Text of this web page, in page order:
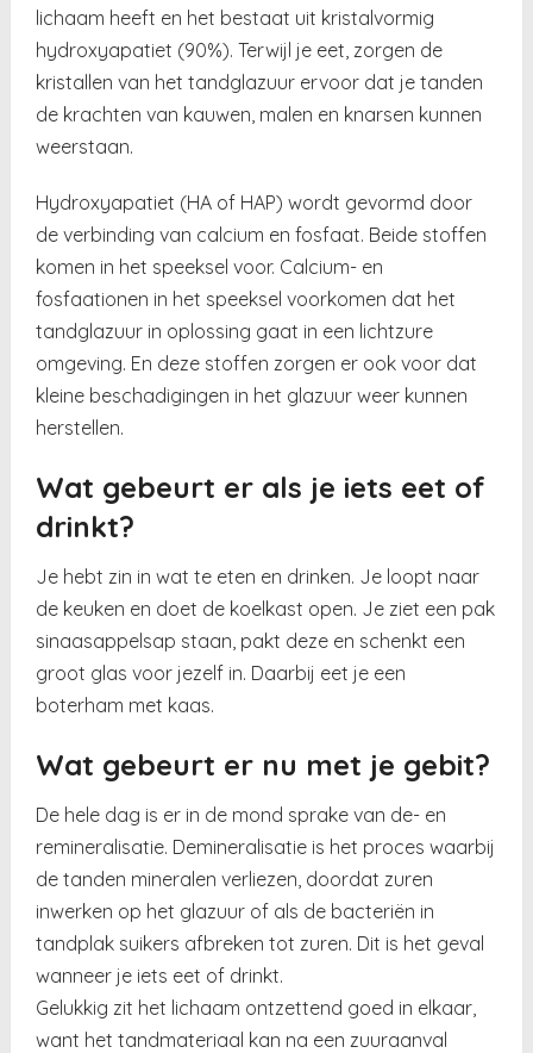
lichaam heeft en het bestaat uit kristalvormig
hydroxyapatiet (90%). Terwijl je eet, zorgen de
kristallen van het tandglazuur ervoor dat je tanden
de krachten van kauwen, malen en knarsen kunnen
weerstaan.
Hydroxyapatiet (HA of HAP) wordt gevormd door
de verbinding van calcium en fosfaat. Beide stoffen
komen in het speeksel voor. Calcium- en
fosfaationen in het speeksel voorkomen dat het
tandglazuur in oplossing gaat in een lichtzure
omgeving. En deze stoffen zorgen er ook voor dat
kleine beschadigingen in het glazuur weer kunnen
herstellen.
Wat gebeurt er als je iets eet of
drinkt?
Je hebt zin in wat te eten en drinken. Je loopt naar
de keuken en doet de koelkast open. Je ziet een pak
sinaasappelsap staan, pakt deze en schenkt een
groot glas voor jezelf in. Daarbij eet je een
boterham met kaas.
Wat gebeurt er nu met je gebit?
De hele dag is er in de mond sprake van de- en
remineralisatie. Demineralisatie is het proces waarbij
de tanden mineralen verliezen, doordat zuren
inwerken op het glazuur of als de bacteriën in
tandplak suikers afbreken tot zuren. Dit is het geval
wanneer je iets eet of drinkt.
Gelukkig zit het lichaam ontzettend goed in elkaar,
want het tandmateriaal kan na een zuuraanval